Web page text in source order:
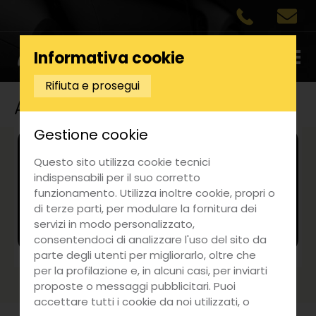
Ayvens
Ricerca auto
Ordina per
Informativa cookie
Rifiuta e prosegui
Gestione cookie
Questo sito utilizza cookie tecnici
indispensabili per il suo corretto
funzionamento. Utilizza inoltre cookie, propri o
di terze parti, per modulare la fornitura dei
servizi in modo personalizzato,
consentendoci di analizzare l'uso del sito da
parte degli utenti per migliorarlo, oltre che
per la profilazione e, in alcuni casi, per inviarti
proposte o messaggi pubblicitari. Puoi
accettare tutti i cookie da noi utilizzati, o